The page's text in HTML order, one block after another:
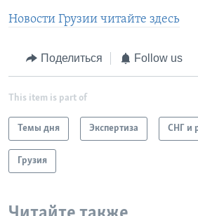
Новости Грузии читайте здесь
Поделиться Follow us
This item is part of
Темы дня Экспертиза СНГ и
Грузия